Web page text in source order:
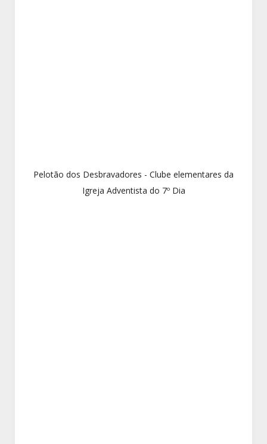
Pelotão dos Desbravadores - Clube elementares da
Igreja Adventista do 7º Dia